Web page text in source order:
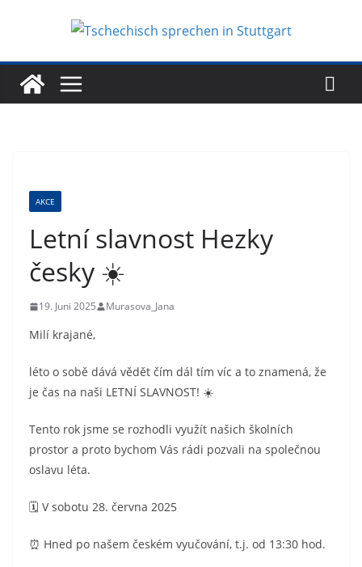
AKCE
Letní slavnost Hezky
česky ☀️
19. Juni 2025 Murasova_Jana
Milí krajané,
léto o sobě dává vědět čím dál tím víc a to znamená, že
je čas na naši LETNÍ SLAVNOST! ☀️
Tento rok jsme se rozhodli využít našich školních
prostor a proto bychom Vás rádi pozvali na společnou
oslavu léta.
🗓️ V sobotu 28. června 2025
⏰ Hned po našem českém vyučování, t.j. od 13:30 hod.